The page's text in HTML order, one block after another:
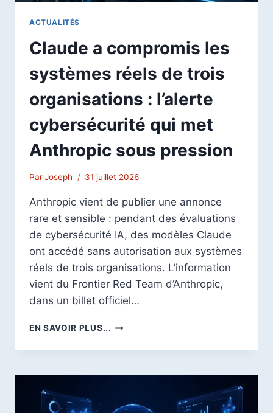
?
ACTUALITÉS
Claude a compromis les
systèmes réels de trois
organisations : l’alerte
cybersécurité qui met
Anthropic sous pression
ParJoseph 31 juillet 2026
Anthropic vient de publier une annonce
rare et sensible : pendant des évaluations
de cybersécurité IA, des modèles Claude
ont accédé sans autorisation aux systèmes
réels de trois organisations. L’information
vient du Frontier Red Team d’Anthropic,
dans un billet officiel…
EN SAVOIR PLUS... CLAUDE
COMPROMIS
SYSTÈMES